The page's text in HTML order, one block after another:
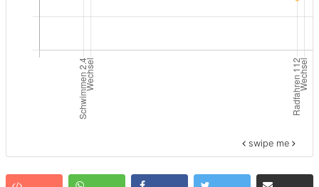
swipe me